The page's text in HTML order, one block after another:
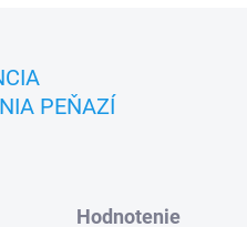
PEŇAZÍ
Hodnotenie